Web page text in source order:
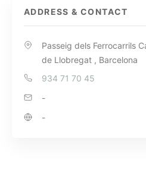
ADDRESS & CONTACT
Passeig dels Ferrocarrils
de Llobregat , Barcelona
934 71 70 45
-
-